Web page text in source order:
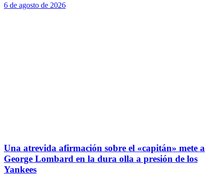
6 de agosto de 2026
Una atrevida afirmación sobre el «capitán» mete a
George Lombard en la dura olla a presión de los
Yankees